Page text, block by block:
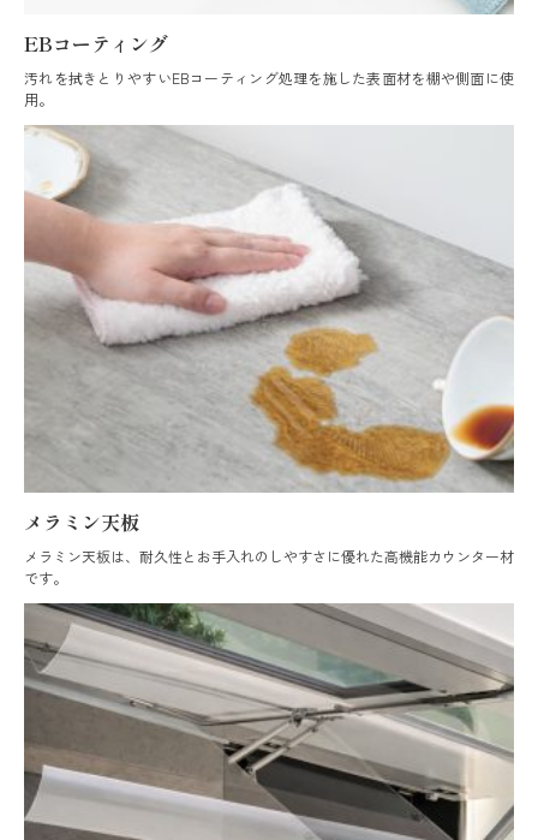
EBコーティング
汚れを拭きとりやすいEBコーティング処理を施した表面材を棚や側面に使
用。
メラミン天板
メラミン天板は、耐久性とお手入れのしやすさに優れた高機能カウンター材
です。